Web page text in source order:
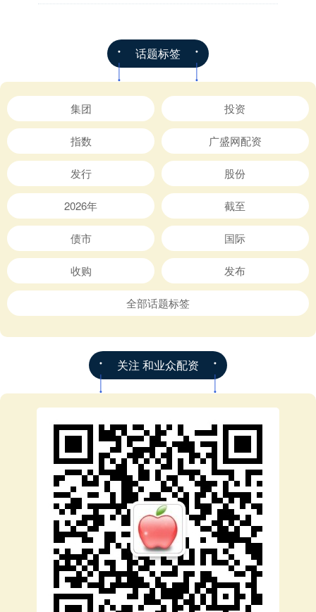
话题标签
集团 投资
指数 广盛网配资
发行 股份
2026年 截至
债市 国际
收购 发布
全部话题标签
关注 和业众配资